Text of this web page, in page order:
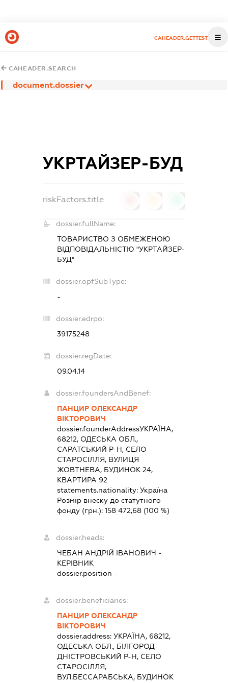
CAHEADER.GETTEST
CAHEADER.SEARCH
document.dossier
УКРТАЙЗЕР-БУД
riskFactors.title
dossier.fullName:
ТОВАРИСТВО З ОБМЕЖЕНОЮ
ВІДПОВІДАЛЬНІСТЮ "УКРТАЙЗЕР-
БУД"
dossier.opfSubType:
-
dossier.edrpo:
39175248
dossier.regDate:
09.04.14
dossier.foundersAndBenef:
ПАНЦИР ОЛЕКСАНДР
ВІКТОРОВИЧ
dossier.founderAddressУКРАЇНА,
68212, ОДЕСЬКА ОБЛ.,
САРАТСЬКИЙ Р-Н, СЕЛО
СТАРОСІЛЛЯ, ВУЛИЦЯ
ЖОВТНЕВА, БУДИНОК 24,
КВАРТИРА 92
statements.nationality:Україна
Розмір внеску до статутного
фонду (грн.):158 472,68 (100 %)
dossier.heads:
ЧЕБАН АНДРІЙ ІВАНОВИЧ -
КЕРІВНИК
dossier.position -
dossier.beneficiaries:
ПАНЦИР ОЛЕКСАНДР
ВІКТОРОВИЧ
dossier.address:УКРАЇНА, 68212,
ОДЕСЬКА ОБЛ., БІЛГОРОД-
ДНІСТРОВСЬКИЙ Р-Н, СЕЛО
СТАРОСІЛЛЯ,
ВУЛ.БЕССАРАБСЬКА, БУДИНОК